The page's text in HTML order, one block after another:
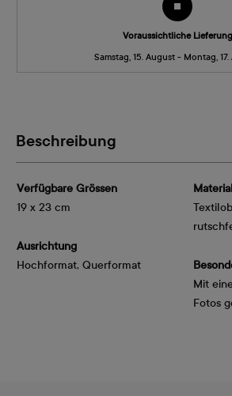
Voraussichtliche Lieferung
Samstag, 15. August - Montag,
Beschreibung
Verfügbare Grössen
19 x 23 cm
Ausrichtung
Hochformat, Querformat
Material
Mit
Fotos